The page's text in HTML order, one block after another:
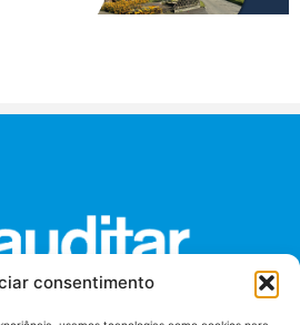
consentimento